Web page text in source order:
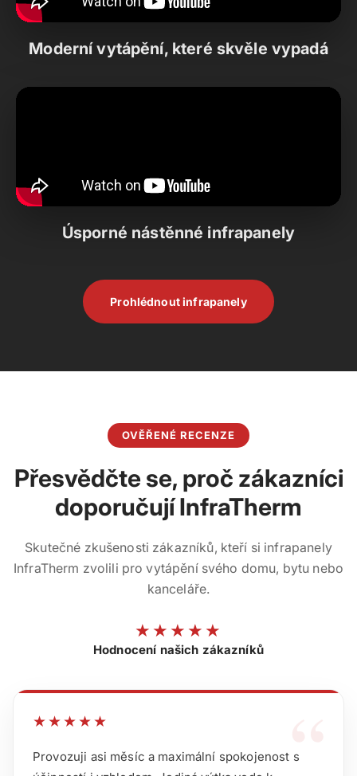
Moderní vytápění, které skvěle vypadá
Úsporné nástěnné infrapanely
Prohlédnout infrapanely
OVĚŘENÉ RECENZE
Přesvědčte se, proč zákazníci
doporučují InfraTherm
Skutečné zkušenosti zákazníků, kteří si infrapanely
InfraTherm zvolili pro vytápění svého domu, bytu nebo
kanceláře.
★★★★★
Hodnocení našich zákazníků
“
★★★★★
Provozuji asi měsíc a maximální spokojenost s